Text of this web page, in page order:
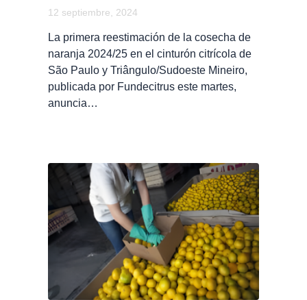
12 septiembre, 2024
La primera reestimación de la cosecha de
naranja 2024/25 en el cinturón citrícola de
São Paulo y Triângulo/Sudoeste Mineiro,
publicada por Fundecitrus este martes,
anuncia…